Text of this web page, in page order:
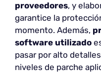
proveedores, y
garantice la
momento. Además,
software utilizado
pasar por alto
niveles de parche